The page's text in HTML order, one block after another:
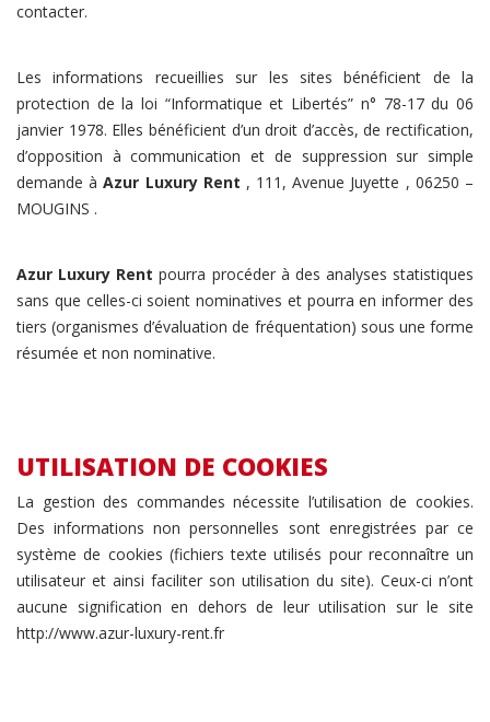
contacter.
Les informations recueillies sur les sites bénéficient de la
protection de la loi “Informatique et Libertés” n° 78-17 du 06
janvier 1978. Elles bénéficient d’un droit d’accès, de rectification,
d’opposition à communication et de suppression sur simple
demande àAzur Luxury Rent , 111, Avenue Juyette , 06250 –
MOUGINS .
Azur Luxury Rent pourra procéder à des analyses statistiques
sans que celles-ci soient nominatives et pourra en informer des
tiers (organismes d’évaluation de fréquentation) sous une forme
résumée et non nominative.
UTILISATION DE COOKIES
La gestion des commandes nécessite l’utilisation de cookies.
Des informations non personnelles sont enregistrées par ce
système de cookies (fichiers texte utilisés pour reconnaître un
utilisateur et ainsi faciliter son utilisation du site). Ceux-ci n’ont
aucune signification en dehors de leur utilisation sur le site
http://www.azur-luxury-rent.fr